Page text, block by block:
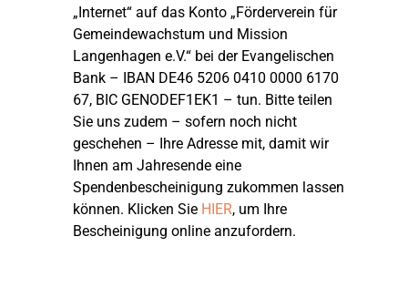
„Internet“ auf das Konto „Förderverein für
Gemeindewachstum und Mission
Langenhagen e.V.“ bei der Evangelischen
Bank – IBAN DE46 5206 0410 0000 6170
67, BIC GENODEF1EK1 – tun. Bitte teilen
Sie uns zudem – sofern noch nicht
geschehen – Ihre Adresse mit, damit wir
Ihnen am Jahresende eine
Spendenbescheinigung zukommen lassen
können. Klicken Sie HIER, um Ihre
Bescheinigung online anzufordern.